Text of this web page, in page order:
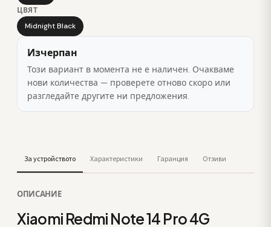
ЦВЯТ
Midnight Black
Изчерпан
Този вариант в момента не е наличен. Очакваме
нови количества — проверете отново скоро или
разгледайте другите ни предложения.
За устройството Характеристики Гаранция Отзиви
ОПИСАНИЕ
Xiaomi Redmi Note 14 Pro 4G